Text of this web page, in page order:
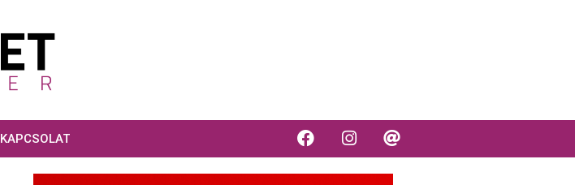
KAPCSOLAT